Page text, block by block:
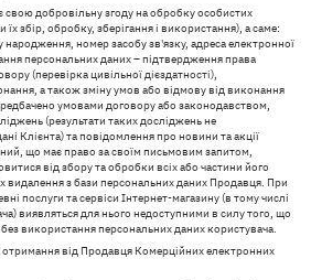
добровільну згоду на обробку особистих
збір, обробку, зберігання і використання), а саме:
народження, номер засобу зв'язку, адреса електронної
персональних даних – підтвердження права
(перевірка цивільної дієздатності),
а також зміну умов або відмову від виконання
умовами договору або законодавством,
(результати таких досліджень не
Клієнта) та повідомлення про новини та акції
що має право за своїм письмовим запитом,
від збору та обробки всіх або частини його
видалення з бази персональних даних Продавця. При
послуги та сервіси Інтернет-магазину (в тому числі
виявляться для нього недоступними в силу того, що
використання персональних даних користувача.
від Продавця Комерційних електронних